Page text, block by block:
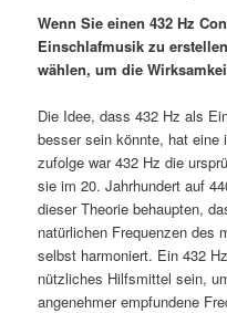
Wenn Sie einen 432 Hz
Einschlafmusik zu
wählen, um die
Die Idee, dass 432 Hz als
besser sein könnte, hat eine
zufolge war 432 Hz die
sie im 20. Jahrhundert auf
dieser Theorie behaupten,
natürlichen Frequenzen des
selbst harmoniert. Ein 432
nützliches Hilfsmittel sein,
angenehmer empfundene